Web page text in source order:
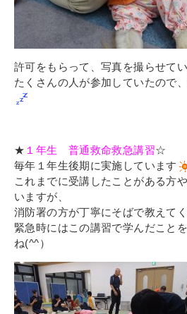
許可をもらって、写真を撮らせて
たくさんの人が参加していたので
★ １年生 普通救命救急講習☆
毎年１年生後期に実施しています
これまでに受講したことがある方
いますが、
消防署の方が丁寧にそばで教えて
緊急時にはこの講習で学んだこと
ね(^^）